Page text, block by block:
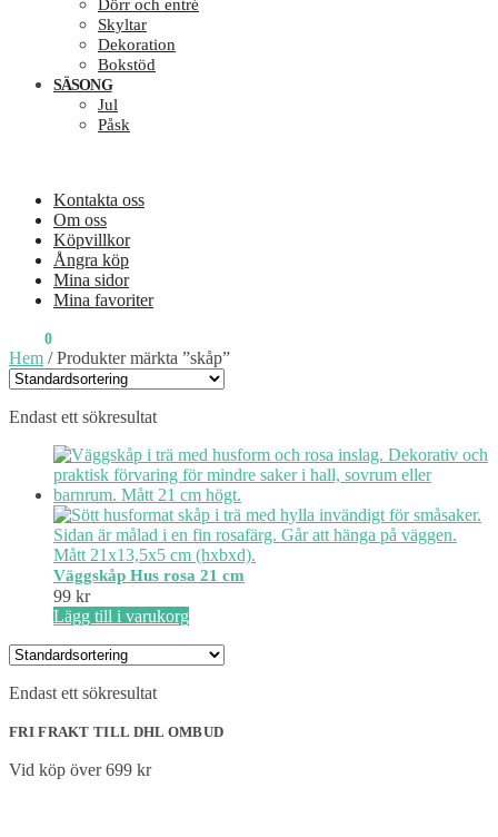
Dörr och entré
Skyltar
Dekoration
Bokstöd
SÄSONG
Jul
Påsk
Kontakta oss
Om oss
Köpvillkor
Ångra köp
Mina sidor
Mina favoriter
0
Hem /Produkter märkta ”skåp”
Endast ett sökresultat
Väggskåp Hus rosa 21 cm
99 kr
Lägg till i varukorg
Endast ett sökresultat
FRI FRAKT TILL DHL OMBUD
Vid köp över 699 kr